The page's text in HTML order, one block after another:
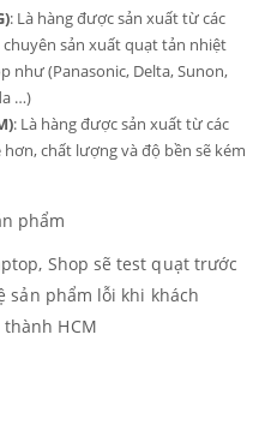
: Là hàng được sản xuất từ các
sản xuất quạt tản nhiệt
như (Panasonic, Delta, Sunon,
…)
: Là hàng được sản xuất từ các
chất lượng và độ bền sẽ kém
phẩm
Shop sẽ test quạt trước
sản phẩm lỗi khi khách
thành HCM